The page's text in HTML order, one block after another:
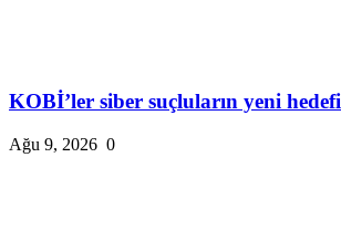
KOBİ’ler siber suçluların yeni hedefi
Ağu 9, 2026 0